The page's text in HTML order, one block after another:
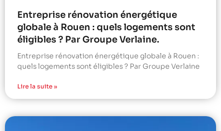
Entreprise rénovation énergétique
globale à Rouen : quels logements sont
éligibles ? Par Groupe Verlaine.
Entreprise rénovation énergétique globale à Rouen :
quels logements sont éligibles ? Par Groupe Verlaine
Lire la suite »